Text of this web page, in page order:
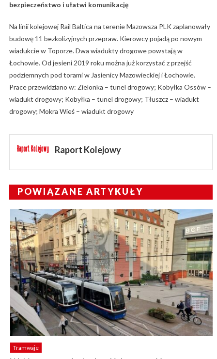
bezpieczeństwo i ułatwi komunikację
Na linii kolejowej Rail Baltica na terenie Mazowsza PLK zaplanowały
budowę 11 bezkolizyjnych przepraw. Kierowcy pojadą po nowym
wiadukcie w Toporze. Dwa wiadukty drogowe powstają w
Łochowie. Od jesieni 2019 roku można już korzystać z przejść
podziemnych pod torami w Jasienicy Mazowieckiej i Łochowie.
Prace przewidziano w: Zielonka – tunel drogowy; Kobyłka Ossów –
wiadukt drogowy; Kobyłka – tunel drogowy; Tłuszcz – wiadukt
drogowy; Mokra Wieś – wiadukt drogowy
Raport Kolejowy
POWIĄZANE ARTYKUŁY
Tramwaje